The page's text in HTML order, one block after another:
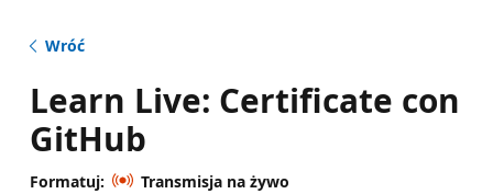
Wróć
Learn Live: Certificate con
GitHub
Formatuj:
Transmisja na żywo